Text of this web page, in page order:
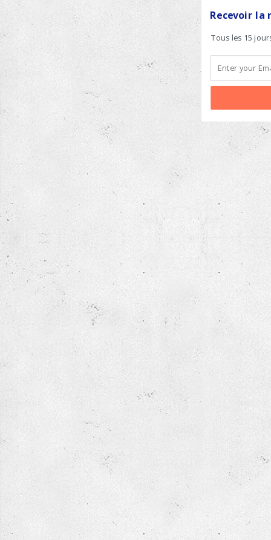
Recevoir la
Tous les 15